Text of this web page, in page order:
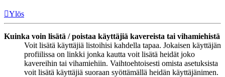
Ylös
Kuinka voin lisätä / poistaa käyttäjiä kavereista tai vihamiehistä
Voit lisätä käyttäjiä listoihisi kahdella tapaa. Jokaisen käyttäjän
profiilissa on linkki jonka kautta voit lisätä heidät joko
kavereihin tai vihamiehiin. Vaihtoehtoisesti omista asetuksista
voit lisätä käyttäjiä suoraan syöttämällä heidän käyttäjänimen.